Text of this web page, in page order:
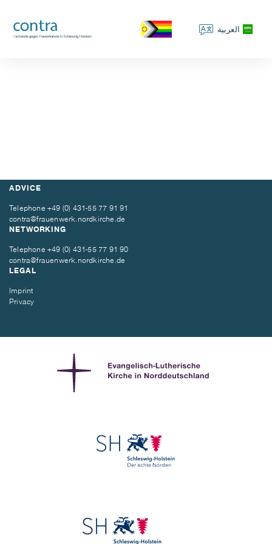
العربية
ADVICE
Telephone+49 (0) 431-55 77 91 91
contra@frauenwerk.nordkirche.de
NETWORKING
Telephone+49 (0) 431-55 77 91 90
contra@frauenwerk.nordkirche.de
LEGAL
Imprint
Privacy